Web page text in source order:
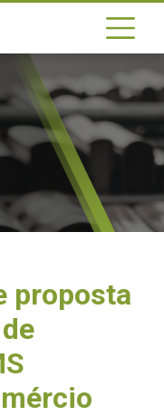
proposta